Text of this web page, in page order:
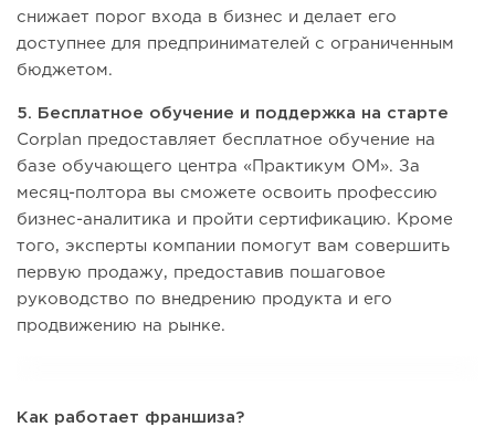
снижает порог входа в бизнес и делает его
доступнее для предпринимателей с ограниченным
бюджетом.
5. Бесплатное обучение и поддержка на старте
Corplan предоставляет бесплатное обучение на
базе обучающего центра «Практикум ОМ». За
месяц-полтора вы сможете освоить профессию
бизнес-аналитика и пройти сертификацию. Кроме
того, эксперты компании помогут вам совершить
первую продажу, предоставив пошаговое
руководство по внедрению продукта и его
продвижению на рынке.
Как работает франшиза?